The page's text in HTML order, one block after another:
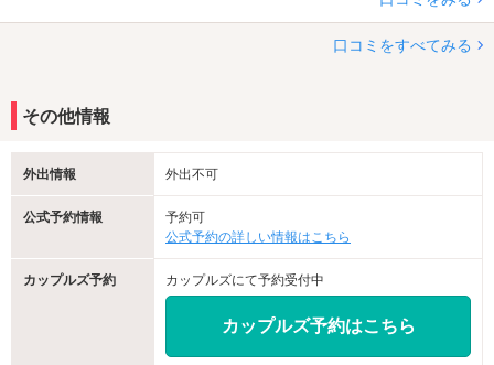
口コミをすべてみる
その他情報
外出情報 外出不可
公式予約情報
予約可
公式予約の詳しい情報はこちら
カップルズ予約 カップルズにて予約受付中
カップルズ予約はこちら